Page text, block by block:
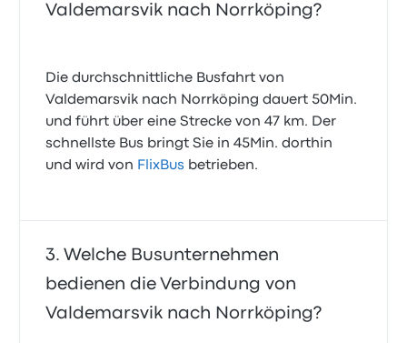
Valdemarsvik nach Norrköping?
Die durchschnittliche Busfahrt von
Valdemarsvik nach Norrköping dauert 50Min.
und führt über eine Strecke von 47 km. Der
schnellste Bus bringt Sie in 45Min. dorthin
und wird von FlixBus betrieben.
Welche Busunternehmen
bedienen die Verbindung von
Valdemarsvik nach Norrköping?